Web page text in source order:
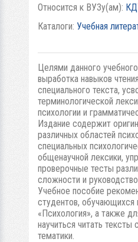
Относится к ВУЗу(ам):
Каталоги: Учебная
Целями данного
выработка навыков
специального текста,
терминологической
психологии и
Издание содержит
различных областей
специальных
общенаучной лексики,
проверочные тесты
сложности и
Учебное пособие
студентов, обучающихся
«Психология», а также
научиться читать
тематики.